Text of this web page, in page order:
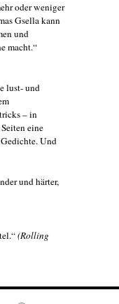
oder weniger
Gsella kann
und
macht.“
lust- und
– in
eine
Und
und härter,
(Rolling